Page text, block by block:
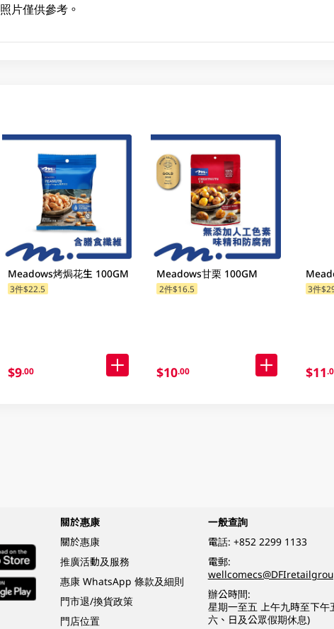
照片僅供參考。
Meadows烤焗花生 100GM
3件$22.5
$9.00
Meadows甘栗 100GM
2件$16.5
$10.00
3件
$11
關於惠康
關於惠康
推廣活動及服務
惠康 WhatsApp 條款及細則
門市退/換貨政策
門店位置
一般查詢
電話: +852 2299 1133
電郵:
辦公時間:
星期一至五 上午九時至下午
六、日及公眾假期休息)